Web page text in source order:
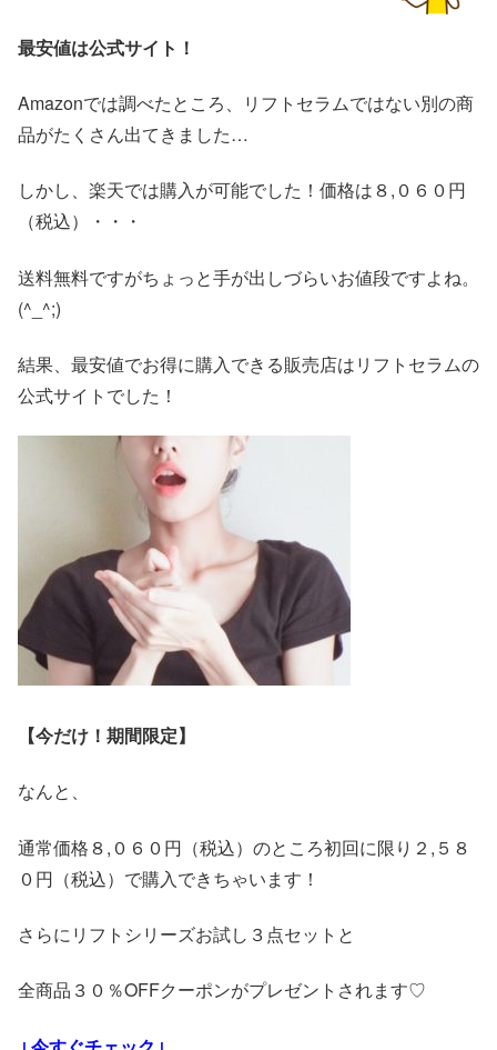
最安値は公式サイト！
Amazonでは調べたところ、リフトセラムではない別の商
品がたくさん出てきました…
しかし、楽天では購入が可能でした！価格は８,０６０円
（税込）・・・
送料無料ですがちょっと手が出しづらいお値段ですよね。
(^_^;)
結果、最安値でお得に購入できる販売店はリフトセラムの
公式サイトでした！
【今だけ！期間限定】
なんと、
通常価格８,０６０円（税込）のところ初回に限り２,５８
０円（税込）で購入できちゃいます！
さらにリフトシリーズお試し３点セットと
全商品３０％OFFクーポンがプレゼントされます♡